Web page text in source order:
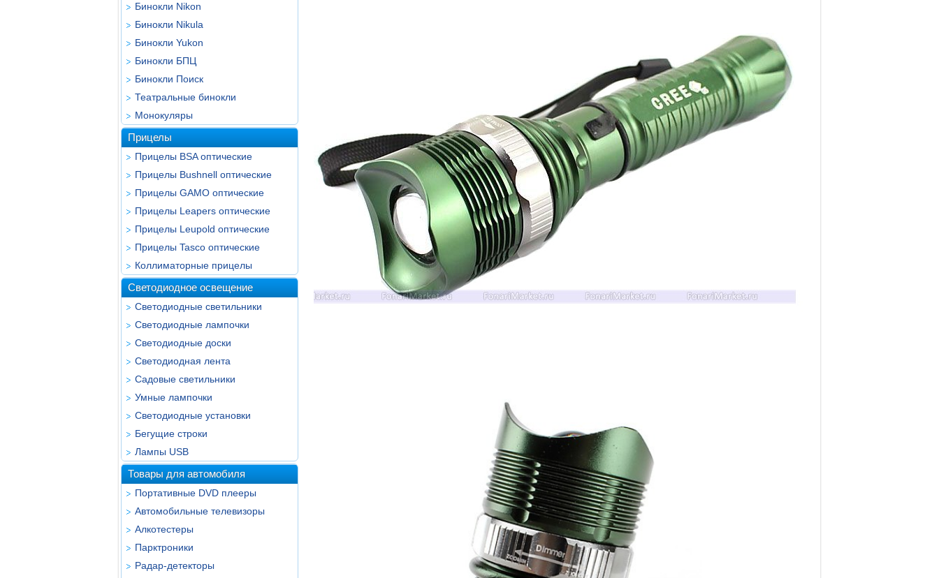
Бинокли Nikon
Бинокли Nikula
Бинокли Yukon
Бинокли БПЦ
Бинокли Поиск
Театральные бинокли
Монокуляры
Прицелы
Прицелы BSA оптические
Прицелы Bushnell оптические
Прицелы GAMO оптические
Прицелы Leapers оптические
Прицелы Leupold оптические
Прицелы Tasco оптические
Коллиматорные прицелы
Светодиодное освещение
Светодиодные светильники
Светодиодные лампочки
Светодиодные доски
Светодиодная лента
Садовые светильники
Умные лампочки
Светодиодные установки
Бегущие строки
Лампы USB
Товары для автомобиля
Портативные DVD плееры
Автомобильные телевизоры
Алкотестеры
Парктроники
Радар-детекторы